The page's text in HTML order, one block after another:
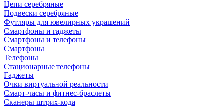
Цепи серебряные
Подвески серебряные
Футляры для ювелирных украшений
Смартфоны и гаджеты
Смартфоны и телефоны
Смартфоны
Телефоны
Стационарные телефоны
Гаджеты
Очки виртуальной реальности
Смарт-часы и фитнес-браслеты
Сканеры штрих-кода